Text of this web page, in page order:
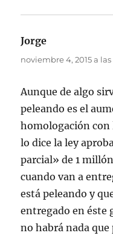
Jorge
noviembre 4, 2015 a
Aunque de algo
peleando es el
homologación con
lo dice la ley
parcial» de 1
cuando van a
está peleando y
entregado en éste
no habrá nada que